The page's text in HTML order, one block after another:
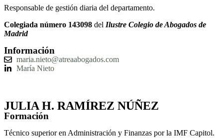
Responsable de gestión diaria del departamento.
Colegiada número 143098 del Ilustre Colegio de Abogados de
Madrid
Información
maria.nieto@atreaabogados.com
María Nieto
JULIA H. RAMÍREZ NÚÑEZ
Formación
Técnico superior en Administración y Finanzas por la IMF Capitol.